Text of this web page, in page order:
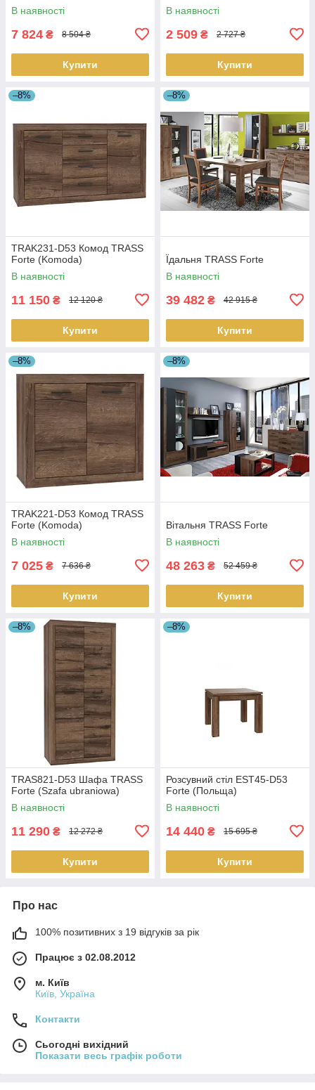
В наявності
7 824 ₴ 8 504 ₴
Купити
В наявності
2 509 ₴ 2 727 ₴
Купити
–8%
TRAK231-D53 Комод TRASS
Forte (Komoda)
В наявності
11 150 ₴ 12 120 ₴
Купити
–8%
Їдальня TRASS Forte
В наявності
39 482 ₴ 42 915 ₴
Купити
–8%
TRAK221-D53 Комод TRASS
Forte (Komoda)
В наявності
7 025 ₴ 7 636 ₴
Купити
–8%
Вітальня TRASS Forte
В наявності
48 263 ₴ 52 459 ₴
Купити
–8%
TRAS821-D53 Шафа TRASS
Forte (Szafa ubraniowa)
В наявності
11 290 ₴ 12 272 ₴
Купити
–8%
Розсувний стіл EST45-D53
Forte (Польща)
В наявності
14 440 ₴ 15 695 ₴
Купити
Про нас
100% позитивних з 19 відгуків за рік
Працює з 02.08.2012
м. Київ
Київ, Україна
Контакти
Сьогодні вихідний
Показати весь графік роботи